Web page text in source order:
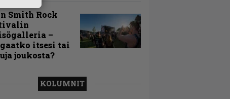
Smith Rock
–
itsesi tai
joukosta?
KOLUMNIT